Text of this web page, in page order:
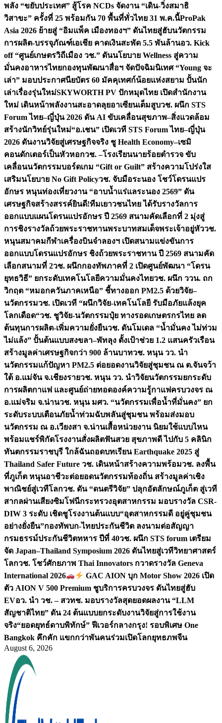
พลัง “ขยับประเทศ” สู้โรค NCDs จัดงาน “เดิน-วิ่งสมาธิ
วิสาขะ” ครั้งที่ 25 พร้อมกัน 70 พื้นที่ทั่วไทย 31 พ.ค.นี้ProPak
Asia 2026 ย้ายสู่ “อิมแพ็ค เมืองทองฯ” ดันไทยสู่ฮับนวัตกรรม
การผลิต-บรรจุภัณฑ์เอเชีย คาดเงินสะพัด 5.5 พันล้านอว. Kick
off “ศูนย์เกษตรวิถีเมือง วช.” ดันนโยบาย Wellness สู่ความ
มั่นคงอาหารไทยกองทุนพัฒนาสื่อฯ จัดปัจฉิมนิเทศ “Young จะ
เล่า” มอบประกาศนียบัตร 60 มัคคุเทศก์น้อยแห่งสยาม ปั้นนัก
เล่าเรื่องรุ่นใหม่SKYWORTH PV ปักหมุดไทย เปิดสำนักงาน
ใหม่ เดินหน้าพลังงานสะอาดลุยอาเซียนเต็มสูบวช. ผนึก STS
Forum ไทย–ญี่ปุ่น 2026 ดัน AI ขับเคลื่อนสุขภาพ–สิ่งแวดล้อม
สร้างนักวิทย์รุ่นใหม่“อ.เชน” เปิดเวที STS Forum ไทย–ญี่ปุ่น
2026 ดันงานวิจัยสู่เศรษฐกิจจริง ชู Health Economy–เซมิ
คอนดักเตอร์เป็นหัวหอกวช. –โรงเรียนนายร้อยตำรวจ ขับ
เคลื่อนนวัตกรรมบอร์ดเกม “Gift or Guilt” สร้างความโปร่งใส
เสริมนโยบาย No Gift Policyวช. จับมือระนอง โชว์โดรนแปร
อักษร หนุนท่องเที่ยวงาน “อาบน้ำแร่แลระนอง 2569” ดัน
เศรษฐกิจสร้างสรรค์ยินดี!ทีมเยาวชนไทย ได้รับรางวัลการ
ออกแบบแผนโดรนแปรอักษร ปี 2569 สนามคัดเลือกที่ 2 มุ่งสู่
การชิงรางวัลถ้วยพระราชทานพระบาทสมเด็จพระเจ้าอยู่หัววช.
หนุนสมาคมกีฬาเครื่องบินจำลองฯ เปิดสนามแข่งขันการ
ออกแบบโดรนแปรอักษร ชิงถ้วยพระราชทาน ปี 2569 สนามคัด
เลือกสนามที่ 2วช. ผนึกกองทัพภาคที่ 2 เปิดศูนย์พัฒนา “โดรน
ยุทธวิธี” ยกระดับเทคโนโลยีความมั่นคงไทยวช. ผนึก ววน. ถก
วิกฤต “หมอกควันภาคเหนือ” ชี้ทางออก PM2.5 ด้วยวิจัย–
นวัตกรรมวช. เปิดเวที “ผนึกวิจัย-เทคโนโลยี รับมือภัยแล้งยุค
โลกเดือด“วช. ชูวิจัย-นวัตกรรมปุ๋ย ทางรอดเกษตรกรไทย ลด
ต้นทุนการผลิต-เพิ่มความยั่งยืนวช. ดันโมเดล “น้ำมั่นคง ไม่ท่วม
ไม่แล้ง” ปั้นต้นแบบสงขลา–พัทลุง ตั้งเป้าช่วย 1.2 แสนครัวเรือน
สร้างมูลค่าเศรษฐกิจกว่า 900 ล้านบาทวช. หนุน วว. นำ
นวัตกรรมแก้ปัญหา PM2.5 ต่อยอดงานวิจัยสู่ชุมชน ณ ต.จันจว้า
ใต้ อ.แม่จัน จ.เชียงรายวช. หนุน วว. นำวิจัยนวัตกรรมยกระดับ
การผลิตกาแฟ และศูนย์ถ่ายทอดองค์ความรู้กาแฟครบวงจร ณ
อ.แม่จริม จ.น่านวช. หนุน มศว. “นวัตกรรมเพื่อน้ำที่มั่นคง” ยก
ระดับระบบเตือนภัยน้ำท่วมฉับพลันสู่ชุมชน พร้อมส่งมอบ
นวัตกรรม ณ อ.เวียงสา จ.น่านเสื้อหน่วยงาน นิยมใช้แบบไหน
พร้อมแชร์พิกัดโรงงานสั่งผลิตฟันสวย สุขภาพดี ไปกับ 5 คลินิก
ทันตกรรมราชบุรี ใกล้ฉันถอดบทเรียน Earthquake 2025 สู่
Thailand Safer Future วช. เดินหน้าสร้างความพร้อมวช. ลงพื้น
ที่ภูเก็ต หนุนอาชีวะต่อยอดนวัตกรรมท้องถิ่น สร้างมูลค่าเชิง
พาณิชย์สู่เวทีโลกวช. ดัน “ดนตรีวิจัย” ปลุกอัตลักษณ์ภูเก็ต สู่เวที
สากลผ่านเสียงซิมโฟนีกระทรวงอุตสาหกรรม มอบรางวัล CSR-
DIW 3 ระดับ เชิดชูโรงงานต้นแบบ“อุตสาหกรรมดี อยู่คู่ชุมชน
อย่างยั่งยืน”กองทัพบก-ไทยประกันชีวิต ลงนามต่อสัญญา
กรมธรรม์ประกันชีวิตทหาร ปีที่ 40วช. ผนึก STS forum เตรียม
จัด Japan–Thailand Symposium 2026 ดันไทยสู่เวทีวิทยาศาสตร์
โลกวช. โชว์ศักยภาพ Thai Innovators กวาดรางวัล Geneva
International 2026
GAC AION บุก Motor Show 2026 เปิด
ตัว AION V 500 Premium ชูบริการครบวงจร ดันไทยสู่ฮับ
EVอว. นำ วช. – สวทช. มอบรางวัลสุดยอดผลงาน “LLM
สัญชาติไทย” ดัน 24 ต้นแบบยกระดับงานวิจัยสู่การใช้งาน
จริง“ยอดยุทธ์ดาบพิทักษ์” ฟีเวอร์กลางกรุง! รอบพิเศษ One
Bangkok คึกคัก แขกกว่าพันคนร่วมเปิดโลกยุทธภพจีน
August 6, 2026